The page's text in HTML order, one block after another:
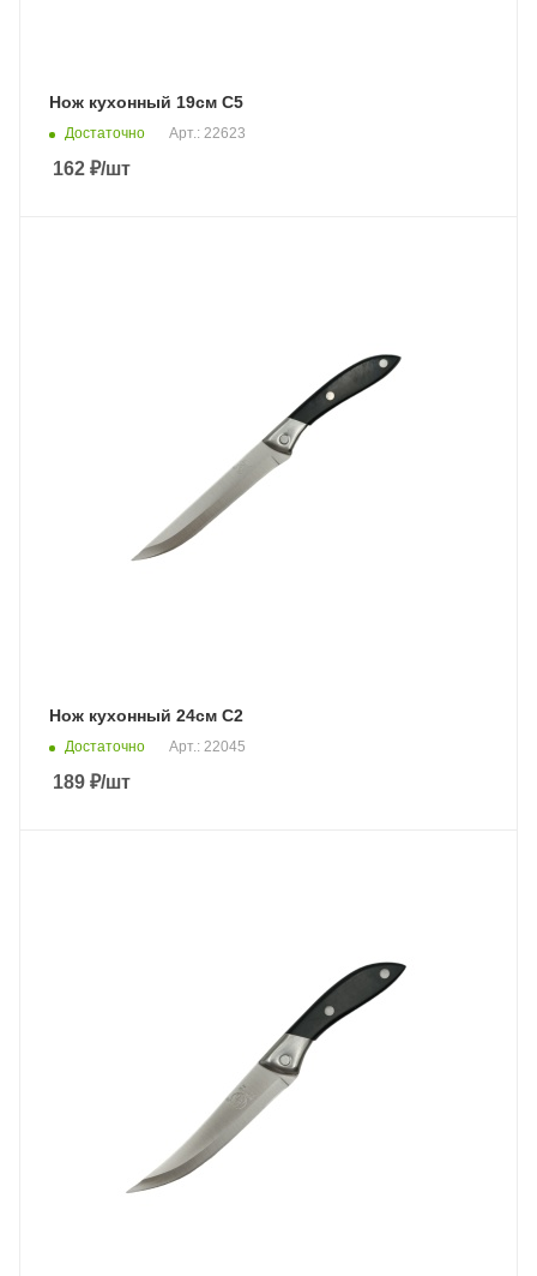
Нож кухонный 19см С5
Достаточно Арт.: 22623
162 ₽/шт
Нож кухонный 24см С2
Достаточно Арт.: 22045
189 ₽/шт